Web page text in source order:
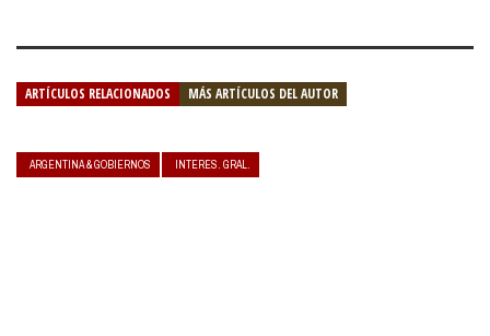
ARTÍCULOS RELACIONADOS MÁS ARTÍCULOS DEL AUTOR
ARGENTINA & GOBIERNOS INTERES. GRAL.